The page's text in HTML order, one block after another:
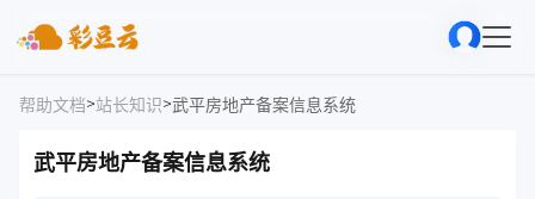
帮助文档>站长知识>武平房地产备案信息系统
武平房地产备案信息系统